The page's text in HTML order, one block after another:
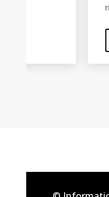
rien manquer